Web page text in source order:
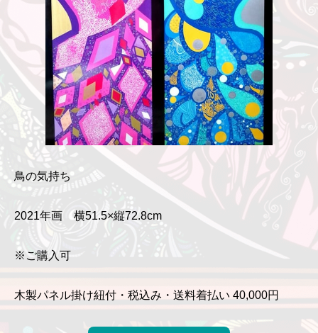
鳥の気持ち
2021年画 横51.5×縦72.8cm
※ご購入可
木製パネル掛け紐付・税込み・送料着払い 40,000円